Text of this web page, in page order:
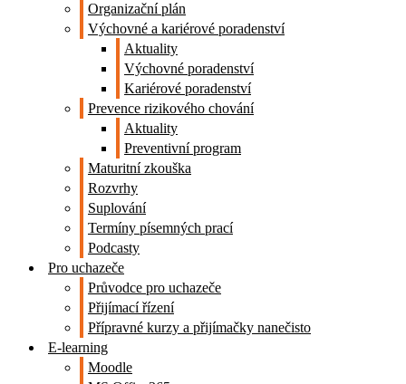
Organizační plán
Výchovné a kariérové poradenství
Aktuality
Výchovné poradenství
Kariérové poradenství
Prevence rizikového chování
Aktuality
Preventivní program
Maturitní zkouška
Rozvrhy
Suplování
Termíny písemných prací
Podcasty
Pro uchazeče
Průvodce pro uchazeče
Přijímací řízení
Přípravné kurzy a přijímačky nanečisto
E-learning
Moodle